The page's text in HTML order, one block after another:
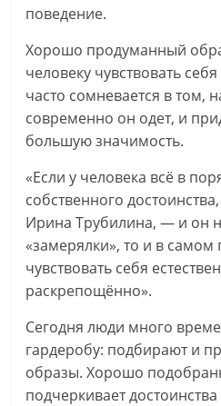
поведение.
Хорошо продуманный
человеку чувствовать
часто сомневается в том,
современно он одет, и
большую значимость.
«Если у человека всё в
собственного
Ирина Трубилина, — и он
«замерялки», то и в самом
чувствовать себя
раскрепощённо».
Сегодня люди много
гардеробу: подбирают и
образы. Хорошо
подчеркивает